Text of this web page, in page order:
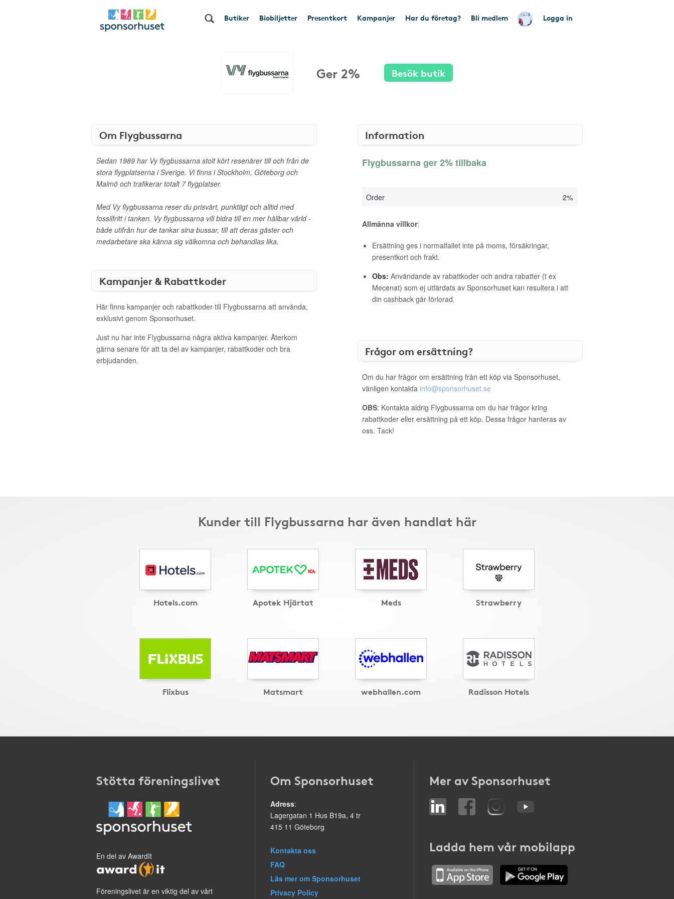
Butiker Biobiljetter Presentkort Kampanjer Har du företag? Bli medlem Logga in
Ger 2% Besök butik
Om Flygbussarna
Sedan 1989 har Vy flygbussarna stolt kört resenärer till och från de
stora flygplatserna i Sverige. Vi finns i Stockholm, Göteborg och
Malmö och trafikerar totalt 7 flygplatser.
Med Vy flygbussarna reser du prisvärt, punktligt och alltid med
fossilfritt i tanken. Vy flygbussarna vill bidra till en mer hållbar värld -
både utifrån hur de tankar sina bussar, till att deras gäster och
medarbetare ska känna sig välkomna och behandlas lika.
Kampanjer & Rabattkoder
Här finns kampanjer och rabattkoder till Flygbussarna att använda,
exklusivt genom Sponsorhuset.
Just nu har inte Flygbussarna några aktiva kampanjer. Återkom
gärna senare för att ta del av kampanjer, rabattkoder och bra
erbjudanden.
Information
Flygbussarna ger 2% tillbaka
Order 2%
Allmänna villkor:
Ersättning ges i normalfallet inte på moms, försäkringar,
presentkort och frakt.
Obs: Användande av rabattkoder och andra rabatter (t ex
Mecenat) som ej utfärdats av Sponsorhuset kan resultera i att
din cashback går förlorad.
Frågor om ersättning?
Om du har frågor om ersättning från ett köp via Sponsorhuset,
vänligen kontakta info@sponsorhuset.se
OBS: Kontakta aldrig Flygbussarna om du har frågor kring
rabattkoder eller ersättning på ett köp. Dessa frågor hanteras av
oss. Tack!
Kunder till Flygbussarna har även handlat här
Hotels.com Apotek Hjärtat Meds Strawberry
Flixbus Matsmart webhallen.com Radisson Hotels
Stötta föreningslivet
En del av AwardIt
Föreningslivet är en viktig del av vårt
Om Sponsorhuset
Adress:
Lagergatan 1 Hus B19a, 4 tr
415 11 Göteborg
Kontakta oss
FAQ
Läs mer om Sponsorhuset
Privacy Policy
Mer av Sponsorhuset
Ladda hem vår mobilapp